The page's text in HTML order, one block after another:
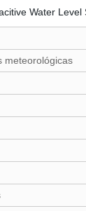
meteorológicas